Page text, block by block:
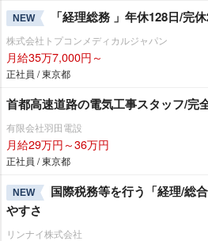
NEW 「経理総務 」年休128日/完
株式会社トプコンメディカルジャパン
月給35万7,000円～
正社員 / 東京都
首都高速道路の電気工事スタッフ/完
有限会社羽田電設
月給29万円～36万円
正社員 / 東京都
NEW
国際税務等を行う「経理/総
すさ
リンナイ株式会社